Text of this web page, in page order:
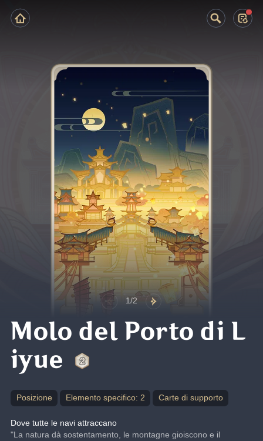
1/2
Molo del Porto di L
iyue
Posizione Elemento specifico: 2 Carte di supporto
Dove tutte le navi attraccano
"La natura dà sostentamento, le montagne gioiscono e il